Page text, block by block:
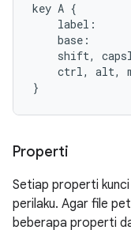
key A {
label:
base:
shift,
ctrl, alt,
Properti
Setiap properti
perilaku. Agar file
beberapa properti